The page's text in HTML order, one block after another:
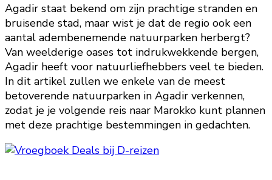
Agadir staat bekend om zijn prachtige stranden en
bruisende stad, maar wist je dat de regio ook een
aantal adembenemende natuurparken herbergt?
Van weelderige oases tot indrukwekkende bergen,
Agadir heeft voor natuurliefhebbers veel te bieden.
In dit artikel zullen we enkele van de meest
betoverende natuurparken in Agadir verkennen,
zodat je je volgende reis naar Marokko kunt plannen
met deze prachtige bestemmingen in gedachten.